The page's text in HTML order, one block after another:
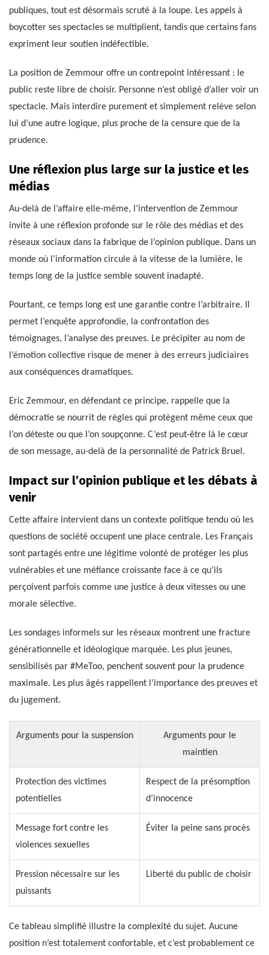
publiques, tout est désormais scruté à la loupe. Les appels à
boycotter ses spectacles se multiplient, tandis que certains fans
expriment leur soutien indéfectible.
La position de Zemmour offre un contrepoint intéressant : le
public reste libre de choisir. Personne n’est obligé d’aller voir un
spectacle. Mais interdire purement et simplement relève selon
lui d’une autre logique, plus proche de la censure que de la
prudence.
Une réflexion plus large sur la justice et les
médias
Au-delà de l’affaire elle-même, l’intervention de Zemmour
invite à une réflexion profonde sur le rôle des médias et des
réseaux sociaux dans la fabrique de l’opinion publique. Dans un
monde où l’information circule à la vitesse de la lumière, le
temps long de la justice semble souvent inadapté.
Pourtant, ce temps long est une garantie contre l’arbitraire. Il
permet l’enquête approfondie, la confrontation des
témoignages, l’analyse des preuves. Le précipiter au nom de
l’émotion collective risque de mener à des erreurs judiciaires
aux conséquences dramatiques.
Eric Zemmour, en défendant ce principe, rappelle que la
démocratie se nourrit de règles qui protègent même ceux que
l’on déteste ou que l’on soupçonne. C’est peut-être là le cœur
de son message, au-delà de la personnalité de Patrick Bruel.
Impact sur l’opinion publique et les débats à
venir
Cette affaire intervient dans un contexte politique tendu où les
questions de société occupent une place centrale. Les Français
sont partagés entre une légitime volonté de protéger les plus
vulnérables et une méfiance croissante face à ce qu’ils
perçoivent parfois comme une justice à deux vitesses ou une
morale sélective.
Les sondages informels sur les réseaux montrent une fracture
générationnelle et idéologique marquée. Les plus jeunes,
sensibilisés par #MeToo, penchent souvent pour la prudence
maximale. Les plus âgés rappellent l’importance des preuves et
du jugement.
Arguments pour la suspension
Arguments pour le
maintien
Protection des victimes
potentielles
Respect de la présomption
d’innocence
Message fort contre les
violences sexuelles
Éviter la peine sans procès
Pression nécessaire sur les
puissants
Liberté du public de choisir
Ce tableau simplifié illustre la complexité du sujet. Aucune
position n’est totalement confortable, et c’est probablement ce